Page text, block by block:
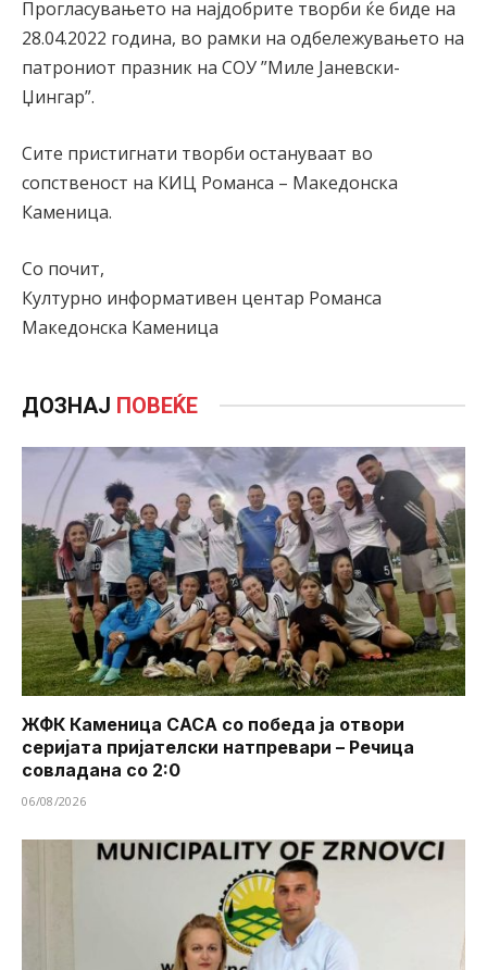
Прогласувањето на најдобрите творби ќе биде на
28.04.2022 година, во рамки на одбележувањето на
патрониот празник на СОУ ”Миле Јаневски-
Џингар”.
Сите пристигнати творби остануваат во
сопственост на КИЦ Романса – Македонска
Каменица.
Со почит,
Културно информативен центар Романса
Македонска Каменица
ДОЗНАЈ ПОВЕЌЕ
ЖФК Каменица САСА со победа ја отвори
серијата пријателски натпревари – Речица
совладана со 2:0
06/08/2026